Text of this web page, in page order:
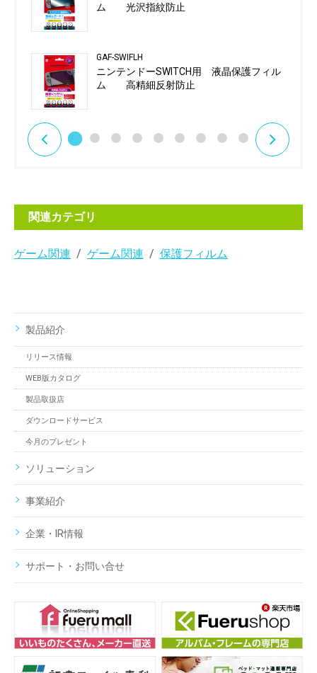
ム 光沢指紋防止
GAF-SWIFLH
ニンテンドーSWITCH用 液晶保護フィル
ム 高精細反射防止
関連カテゴリ
ゲーム関連 ゲーム関連 保護フィルム
製品紹介
リリース情報
WEB版カタログ
製品取扱店
ダウンロードサービス
今月のプレゼント
ソリューション
事業紹介
企業・IR情報
サポート・お問い合せ